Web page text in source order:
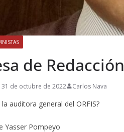
de Redacción
31 de octubre de 2022 Carlos Nava
la auditora general del ORFIS?
Yasser Pompeyo